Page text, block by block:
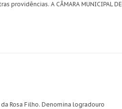
providências. A CÂMARA MUNICIPAL DE
da Rosa Filho. Denomina logradouro